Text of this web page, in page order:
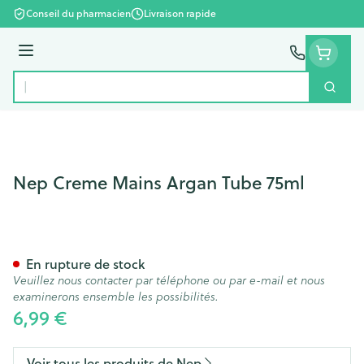
Aller au contenu
Conseil du pharmacien Livraison rapide
Menu
Rechercher
Nep Creme Mains Argan Tube 75ml
6,99 €
En rupture de stock
Veuillez nous contacter par téléphone ou par e-mail et nous
examinerons ensemble les possibilités.